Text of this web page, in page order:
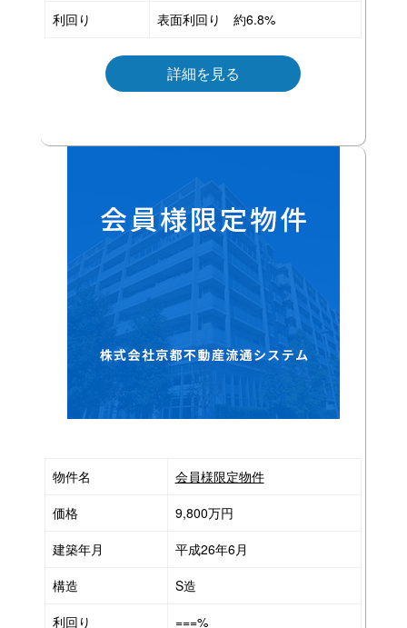
利回り
表面利回り 約6.8%
詳細を見る
物件名
会員様限定物件
価格
9,800万円
建築年月
平成26年6月
構造
S造
利回り
===%